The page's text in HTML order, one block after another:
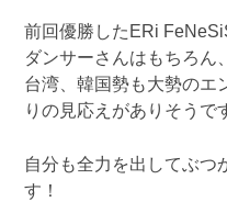
前回優勝したERi
ダンサーさんはもちろん、
台湾、韓国勢も大勢のエ
りの見応えがありそうで
自分も全力を出してぶつ
す！